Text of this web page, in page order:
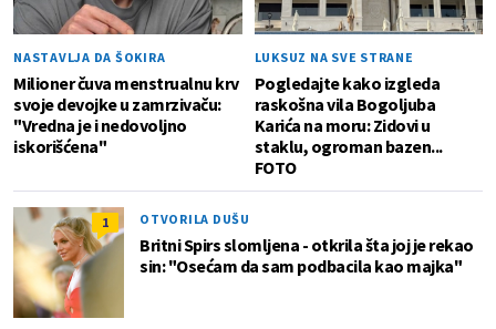
NASTAVLJA DA ŠOKIRA
Milioner čuva menstrualnu krv
svoje devojke u zamrzivaču:
"Vredna je i nedovoljno
iskorišćena"
LUKSUZ NA SVE STRANE
Pogledajte kako izgleda
raskošna vila Bogoljuba
Karića na moru: Zidovi u
staklu, ogroman bazen...
FOTO
1 OTVORILA DUŠU
Britni Spirs slomljena - otkrila šta joj je rekao
sin: "Osećam da sam podbacila kao majka"